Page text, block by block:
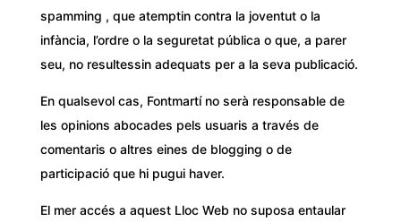
spamming , que atemptin contra la joventut o la
infància, l’ordre o la seguretat pública o que, a parer
seu, no resultessin adequats per a la seva publicació.
En qualsevol cas, Fontmartí no serà responsable de
les opinions abocades pels usuaris a través de
comentaris o altres eines de blogging o de
participació que hi pugui haver.
El mer accés a aquest Lloc Web no suposa entaular